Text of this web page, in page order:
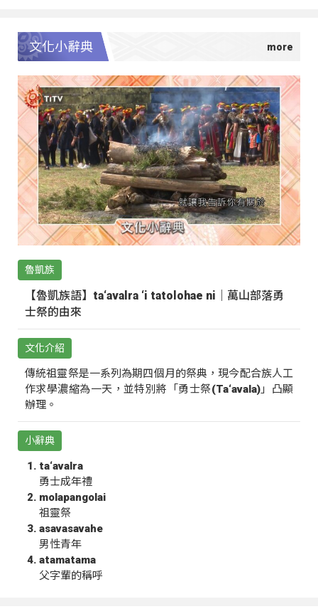
文化小辭典
魯凱族
【魯凱族語】ta‘avalra ‘i tatolohae ni｜萬山部落勇
士祭的由來
文化介紹
傳統祖靈祭是一系列為期四個月的祭典，現今配合族人工
作求學濃縮為一天，並特別將「勇士祭(Ta‘avala)」凸顯
辦理。
小辭典
ta‘avalra
勇士成年禮
molapangolai
祖靈祭
asavasavahe
男性青年
atamatama
父字輩的稱呼